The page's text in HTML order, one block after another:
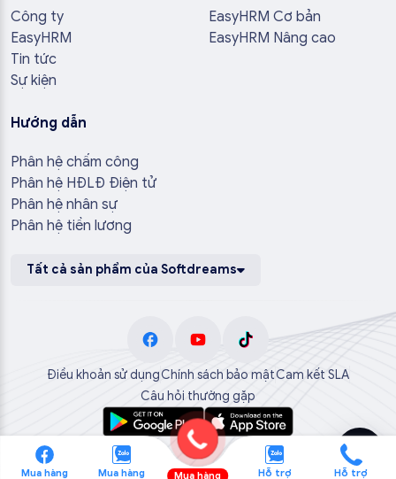
Công ty
EasyHRM
Tin tức
Sự kiện
EasyHRM Cơ bản
EasyHRM Nâng cao
Hướng dẫn
Phân hệ chấm công
Phân hệ HĐLĐ Điện tử
Phân hệ nhân sự
Phân hệ tiền lương
Tất cả sản phẩm của Softdreams
Điều khoản sử dụngChính sách bảo mậtCam kết SLA
Câu hỏi thường gặp
Mua hàng Mua hàng Mua hàng Hỗ trợ Hỗ trợ